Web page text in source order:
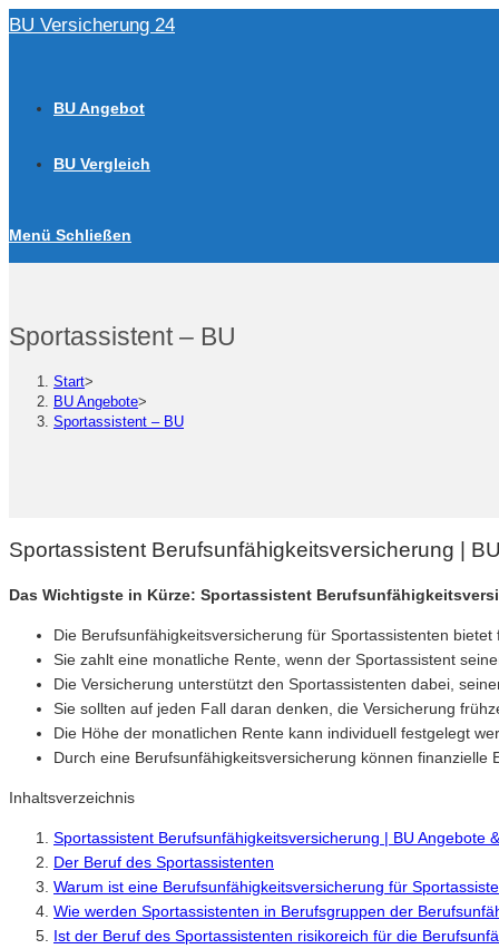
Zum
BU Versicherung 24
BU Angebot
BU Vergleich
Menü Schließen
Sportassistent – BU
Start>
BU Angebote>
Sportassistent – BU
Sportassistent Berufsunfähigkeitsversicherung |
Das Wichtigste in Kürze: Sportassistent
Die Berufsunfähigkeitsversicherung für Sportassistenten
Sie zahlt eine monatliche Rente, wenn der Sportassistent
Die Versicherung unterstützt den Sportassistenten dabei,
Sie sollten auf jeden Fall daran denken, die Versicherung
Die Höhe der monatlichen Rente kann individuell festgelegt
Durch eine Berufsunfähigkeitsversicherung können
Inhaltsverzeichnis
Sportassistent Berufsunfähigkeitsversicherung | BU Angebote
Der Beruf des Sportassistenten
Warum ist eine Berufsunfähigkeitsversicherung für
Wie werden Sportassistenten in Berufsgruppen der
Ist der Beruf des Sportassistenten risikoreich für die